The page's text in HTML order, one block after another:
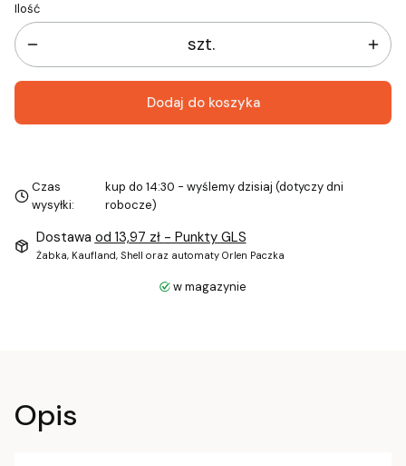
Ilość
szt.
Dodaj do koszyka
Czas
wysyłki:
kup do 14:30 - wyślemy dzisiaj (dotyczy dni
robocze)
Dostawa od 13,97 zł - Punkty GLS
Żabka, Kaufland, Shell oraz automaty Orlen Paczka
w magazynie
Opis